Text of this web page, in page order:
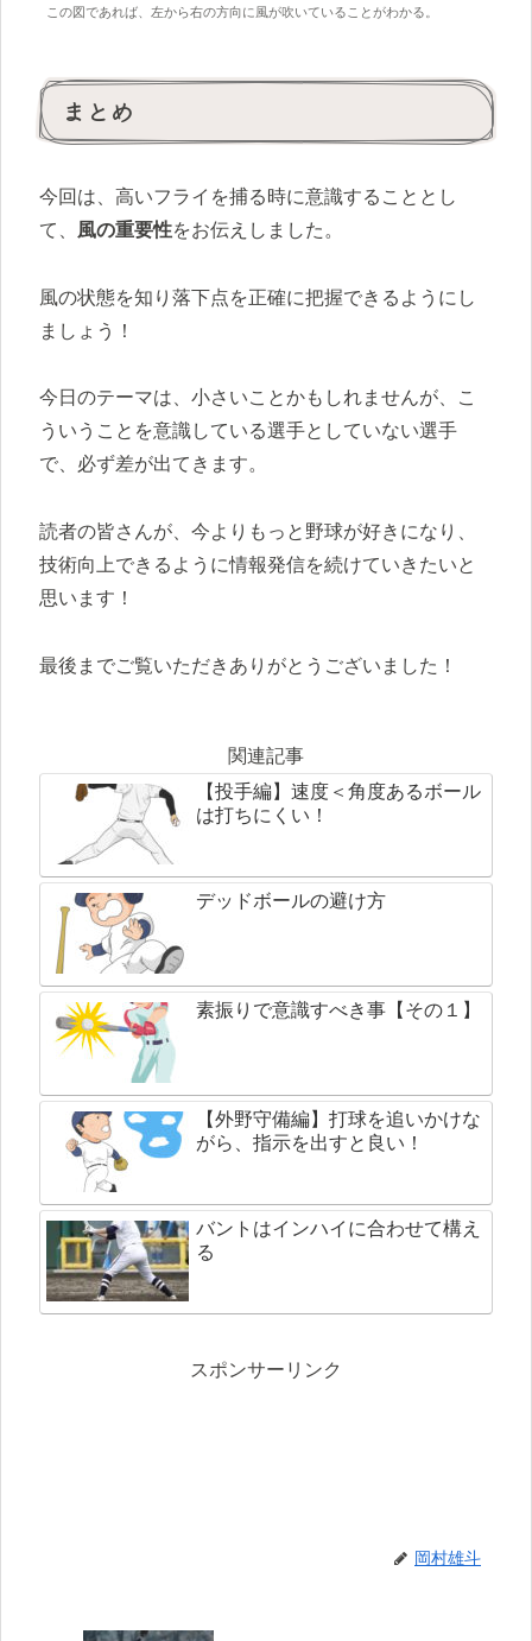
この図であれば、左から右の方向に風が吹いていることがわかる。
まとめ
今回は、高いフライを捕る時に意識することとし
て、
風の重要性をお伝えしました。
風の状態を知り落下点を正確に把握できるようにし
ましょう！
今日のテーマは、小さいことかもしれませんが、こ
ういうことを意識している選手としていない選手
で、必ず差が出てきます。
読者の皆さんが、今よりもっと野球が好きになり、
技術向上できるように情報発信を続けていきたいと
思います！
最後までご覧いただきありがとうございました！
関連記事
【投手編】速度＜角度あるボール
は打ちにくい！
デッドボールの避け方
素振りで意識すべき事【その１】
【外野守備編】打球を追いかけな
がら、指示を出すと良い！
バントはインハイに合わせて構え
る
スポンサーリンク
岡村雄斗